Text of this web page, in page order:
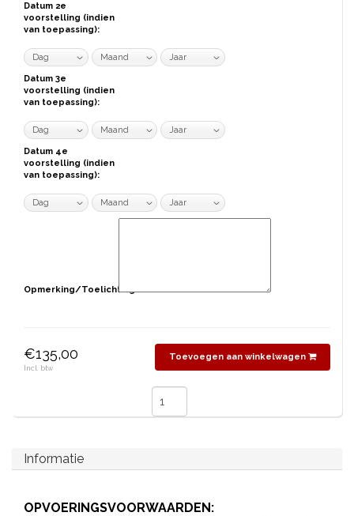
Datum 2e
voorstelling (indien
van toepassing):
Datum 3e
voorstelling (indien
van toepassing):
Datum 4e
voorstelling (indien
van toepassing):
Opmerking/Toelichting:
€135,00
Incl. btw
Toevoegen aan winkelwagen
Informatie
OPVOERINGSVOORWAARDEN: